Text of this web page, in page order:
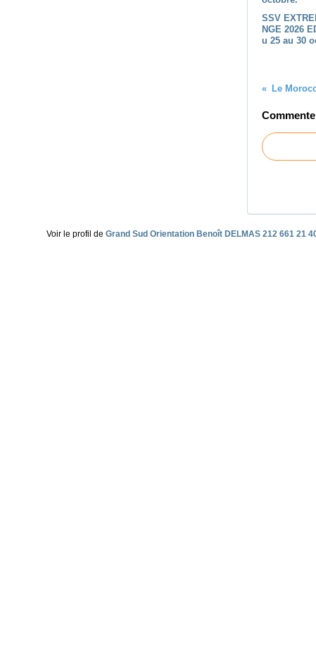
SSV
NGE 2026
u 25 au 30
Voir le profil de Grand Sud Orientation Benoît DELMAS 212 661 21